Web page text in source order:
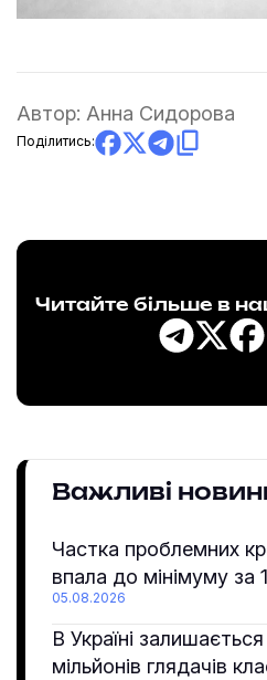
Автор: Анна Сидорова
Поділитись:
Читайте більше в
Важливі
Частка проблемних
впала до мінімуму за
05.08.2026
В Україні
мільйонів глядачів